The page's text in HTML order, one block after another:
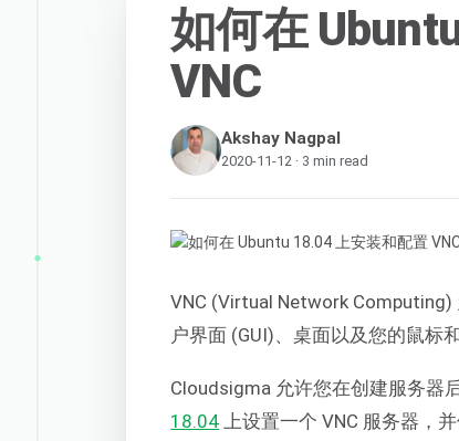
如何在
VNC
Akshay Nagpal
2020-11-12 · 3 min read
VNC (Virtual Network
户界面 (GUI)、桌面以及您的鼠标
Cloudsigma 允许您在创建服务器
18.04 上设置一个 VNC 服务器，